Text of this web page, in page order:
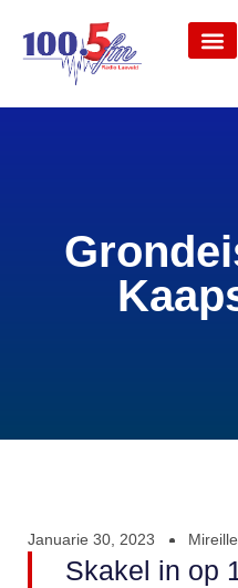
Januarie 30, 2023 Mireille
Skakel in op